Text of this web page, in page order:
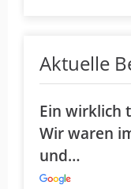
Aktuelle
Ein wirklich
Wir waren
und…